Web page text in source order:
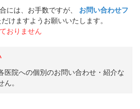
には、お手数ですが、
お問い合わせフ
けますようお願いいたします。
おりません
医院への個別のお問い合わせ・紹介な
。